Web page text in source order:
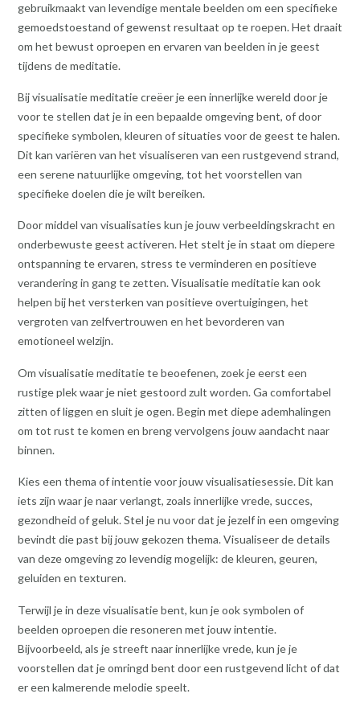
gebruikmaakt van levendige mentale beelden om een specifieke
gemoedstoestand of gewenst resultaat op te roepen. Het draait
om het bewust oproepen en ervaren van beelden in je geest
tijdens de meditatie.
Bij visualisatie meditatie creëer je een innerlijke wereld door je
voor te stellen dat je in een bepaalde omgeving bent, of door
specifieke symbolen, kleuren of situaties voor de geest te halen.
Dit kan variëren van het visualiseren van een rustgevend strand,
een serene natuurlijke omgeving, tot het voorstellen van
specifieke doelen die je wilt bereiken.
Door middel van visualisaties kun je jouw verbeeldingskracht en
onderbewuste geest activeren. Het stelt je in staat om diepere
ontspanning te ervaren, stress te verminderen en positieve
verandering in gang te zetten. Visualisatie meditatie kan ook
helpen bij het versterken van positieve overtuigingen, het
vergroten van zelfvertrouwen en het bevorderen van
emotioneel welzijn.
Om visualisatie meditatie te beoefenen, zoek je eerst een
rustige plek waar je niet gestoord zult worden. Ga comfortabel
zitten of liggen en sluit je ogen. Begin met diepe ademhalingen
om tot rust te komen en breng vervolgens jouw aandacht naar
binnen.
Kies een thema of intentie voor jouw visualisatiesessie. Dit kan
iets zijn waar je naar verlangt, zoals innerlijke vrede, succes,
gezondheid of geluk. Stel je nu voor dat je jezelf in een omgeving
bevindt die past bij jouw gekozen thema. Visualiseer de details
van deze omgeving zo levendig mogelijk: de kleuren, geuren,
geluiden en texturen.
Terwijl je in deze visualisatie bent, kun je ook symbolen of
beelden oproepen die resoneren met jouw intentie.
Bijvoorbeeld, als je streeft naar innerlijke vrede, kun je je
voorstellen dat je omringd bent door een rustgevend licht of dat
er een kalmerende melodie speelt.